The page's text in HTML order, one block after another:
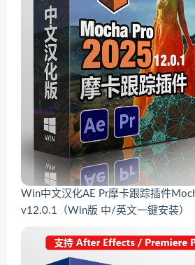
Win中文汉化AE Pr摩卡跟踪插件
v12.0.1（Win版 中/英文一键安装）